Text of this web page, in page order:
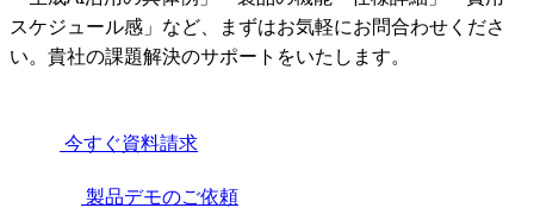
スケジュール感」など、まずはお気軽にお問合わせくださ
い。貴社の課題解決のサポートをいたします。
今すぐ資料請求
製品デモのご依頼